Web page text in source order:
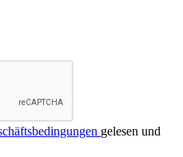
gelesen und